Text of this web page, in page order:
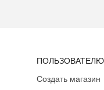
ПОЛЬЗОВАТЕЛЮ
Создать магазин